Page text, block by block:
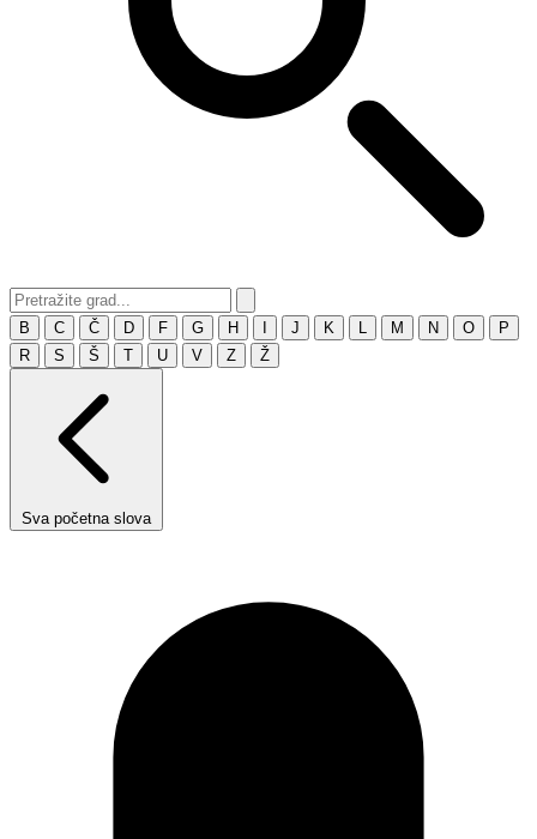
B C Č D F G H J K M N O
P
R
S Š T U V Z Ž
Sva početna slova